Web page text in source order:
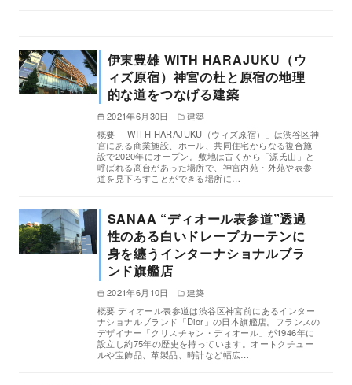
伊東豊雄 WITH HARAJUKU（ウ
ィズ原宿）神宮の杜と原宿の地理
的な道をつなげる建築
2021年6月30日
建築
概要 「WITH HARAJUKU（ウィズ原宿）」は渋谷区神
宮にある商業施設、ホール、共同住宅からなる複合施
設で2020年にオープン。敷地は古くから「源氏山」と
呼ばれる高台があった場所で、神宮内苑・外苑や表参
道を見下ろすことができる場所に…
SANAA “ディオール表参道”透過
性のある白いドレープカーテンに
身を纏うインターナショナルブラ
ンド旗艦店
2021年6月10日
建築
概要 ディオール表参道は渋谷区神宮前にあるインター
ナショナルブランド「Dior」の日本旗艦店。フランスの
デザイナー「クリスチャン・ディオール」が1946年に
設立し約75年の歴史を持っています。オートクチュー
ルや宝飾品、革製品、時計など幅広…